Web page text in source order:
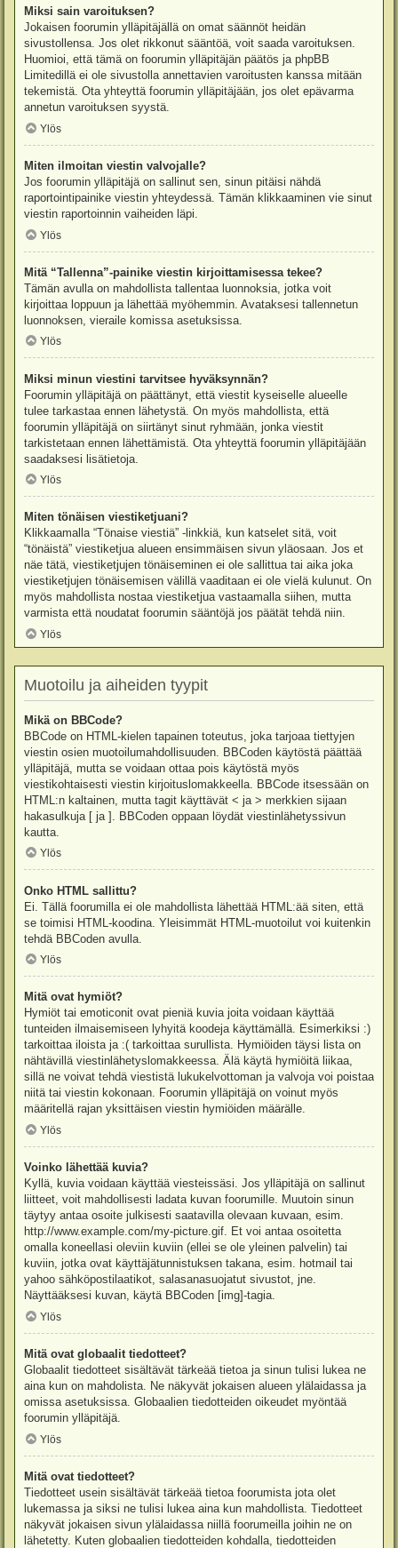
Miksi sain varoituksen?
Jokaisen foorumin ylläpitäjällä on omat säännöt heidän
sivustollensa. Jos olet rikkonut sääntöä, voit saada varoituksen.
Huomioi, että tämä on foorumin ylläpitäjän päätös ja phpBB
Limitedillä ei ole sivustolla annettavien varoitusten kanssa mitään
tekemistä. Ota yhteyttä foorumin ylläpitäjään, jos olet epävarma
annetun varoituksen syystä.
Ylös
Miten ilmoitan viestin valvojalle?
Jos foorumin ylläpitäjä on sallinut sen, sinun pitäisi nähdä
raportointipainike viestin yhteydessä. Tämän klikkaaminen vie sinut
viestin raportoinnin vaiheiden läpi.
Ylös
Mitä “Tallenna”-painike viestin kirjoittamisessa tekee?
Tämän avulla on mahdollista tallentaa luonnoksia, jotka voit
kirjoittaa loppuun ja lähettää myöhemmin. Avataksesi tallennetun
luonnoksen, vieraile komissa asetuksissa.
Ylös
Miksi minun viestini tarvitsee hyväksynnän?
Foorumin ylläpitäjä on päättänyt, että viestit kyseiselle alueelle
tulee tarkastaa ennen lähetystä. On myös mahdollista, että
foorumin ylläpitäjä on siirtänyt sinut ryhmään, jonka viestit
tarkistetaan ennen lähettämistä. Ota yhteyttä foorumin ylläpitäjään
saadaksesi lisätietoja.
Ylös
Miten tönäisen viestiketjuani?
Klikkaamalla “Tönaise viestiä” -linkkiä, kun katselet sitä, voit
“tönäistä” viestiketjua alueen ensimmäisen sivun yläosaan. Jos et
näe tätä, viestiketjujen tönäiseminen ei ole sallittua tai aika joka
viestiketjujen tönäisemisen välillä vaaditaan ei ole vielä kulunut. On
myös mahdollista nostaa viestiketjua vastaamalla siihen, mutta
varmista että noudatat foorumin sääntöjä jos päätät tehdä niin.
Ylös
Muotoilu ja aiheiden tyypit
Mikä on BBCode?
BBCode on HTML-kielen tapainen toteutus, joka tarjoaa tiettyjen
viestin osien muotoilumahdollisuuden. BBCoden käytöstä päättää
ylläpitäjä, mutta se voidaan ottaa pois käytöstä myös
viestikohtaisesti viestin kirjoituslomakkeella. BBCode itsessään on
HTML:n kaltainen, mutta tagit käyttävät < ja > merkkien sijaan
hakasulkuja [ ja ]. BBCoden oppaan löydät viestinlähetyssivun
kautta.
Ylös
Onko HTML sallittu?
Ei. Tällä foorumilla ei ole mahdollista lähettää HTML:ää siten, että
se toimisi HTML-koodina. Yleisimmät HTML-muotoilut voi kuitenkin
tehdä BBCoden avulla.
Ylös
Mitä ovat hymiöt?
Hymiöt tai emoticonit ovat pieniä kuvia joita voidaan käyttää
tunteiden ilmaisemiseen lyhyitä koodeja käyttämällä. Esimerkiksi :)
tarkoittaa iloista ja :( tarkoittaa surullista. Hymiöiden täysi lista on
nähtävillä viestinlähetyslomakkeessa. Älä käytä hymiöitä liikaa,
sillä ne voivat tehdä viestistä lukukelvottoman ja valvoja voi poistaa
niitä tai viestin kokonaan. Foorumin ylläpitäjä on voinut myös
määritellä rajan yksittäisen viestin hymiöiden määrälle.
Ylös
Voinko lähettää kuvia?
Kyllä, kuvia voidaan käyttää viesteissäsi. Jos ylläpitäjä on sallinut
liitteet, voit mahdollisesti ladata kuvan foorumille. Muutoin sinun
täytyy antaa osoite julkisesti saatavilla olevaan kuvaan, esim.
http://www.example.com/my-picture.gif. Et voi antaa osoitetta
omalla koneellasi oleviin kuviin (ellei se ole yleinen palvelin) tai
kuviin, jotka ovat käyttäjätunnistuksen takana, esim. hotmail tai
yahoo sähköpostilaatikot, salasanasuojatut sivustot, jne.
Näyttääksesi kuvan, käytä BBCoden [img]-tagia.
Ylös
Mitä ovat globaalit tiedotteet?
Globaalit tiedotteet sisältävät tärkeää tietoa ja sinun tulisi lukea ne
aina kun on mahdolista. Ne näkyvät jokaisen alueen ylälaidassa ja
omissa asetuksissa. Globaalien tiedotteiden oikeudet myöntää
foorumin ylläpitäjä.
Ylös
Mitä ovat tiedotteet?
Tiedotteet usein sisältävät tärkeää tietoa foorumista jota olet
lukemassa ja siksi ne tulisi lukea aina kun mahdollista. Tiedotteet
näkyvät jokaisen sivun ylälaidassa niillä foorumeilla joihin ne on
lähetetty. Kuten globaalien tiedotteiden kohdalla, tiedotteiden